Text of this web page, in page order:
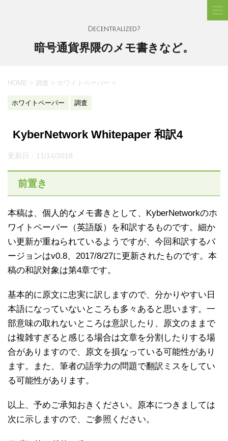
Decentralized?
暗号通貨界隈のメモ書きなど。
HOME > 調査 > ホワイトペーパー >
ホワイトペーパー 調査
KyberNetwork Whitepaper 和訳4
更新日： 11/14/2018
前置き
本稿は、個人的なメモ書きとして、KyberNetworkのホ
ワイトペーパー（英語版）を和訳するものです。細か
い更新が重ねられているようですが、今回和訳するバ
ージョンはv0.8、2017/8/27に更新されたものです。本
稿の和訳対象は第4章です。
基本的に原文に忠実に訳しますので、分かりやすい日
本語になっていないところも多々あると思います。一
部意味の取れないところは意訳したり、原文のままで
は複雑すぎると感じる場合は文章を分割したりする場
合がありますので、原文を損なっている可能性があり
ます。また、筆者の語学力の問題で翻訳ミスをしてい
る可能性があります。
以上、予めご承知おきください。原本につきましては
次に示しますので、ご参照ください。